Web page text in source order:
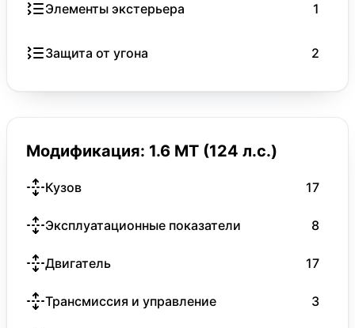
Элементы экстерьера 1
Защита от угона 2
Модификация: 1.6 MT (124 л.с.)
Кузов 17
Эксплуатационные показатели 8
Двигатель 17
Трансмиссия и управление 3